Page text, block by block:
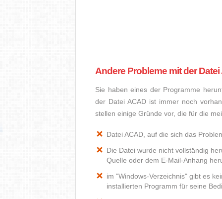
Andere Probleme mit der Datei
Sie haben eines der Programme
der Datei ACAD ist immer noch
stellen einige Gründe vor, die für die
Datei ACAD, auf die sich das
Die Datei wurde nicht vollständig
Quelle oder dem E-Mail-Anhang
im "Windows-Verzeichnis" gibt es
installierten Programm für seine